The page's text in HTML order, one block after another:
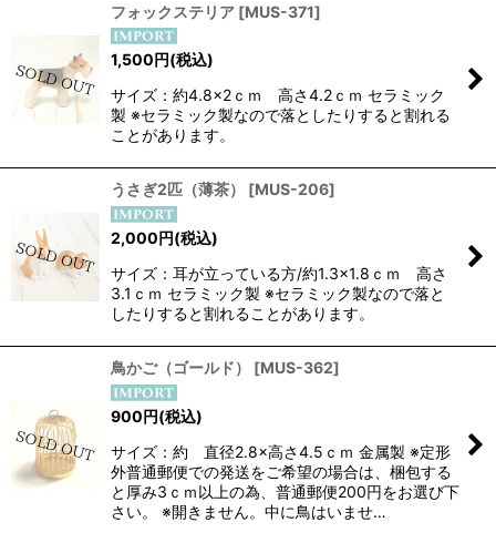
フォックステリア [MUS-371]
1,500円(税込)
サイズ：約4.8×2ｃｍ 高さ4.2ｃｍ セラミック
製 ※セラミック製なので落としたりすると割れる
ことがあります。
うさぎ2匹（薄茶） [MUS-206]
2,000円(税込)
サイズ：耳が立っている方/約1.3×1.8ｃｍ 高さ
3.1ｃｍ セラミック製 ※セラミック製なので落と
したりすると割れることがあります。
鳥かご（ゴールド） [MUS-362]
900円(税込)
サイズ：約 直径2.8×高さ4.5ｃｍ 金属製 ※定形
外普通郵便での発送をご希望の場合は、梱包する
と厚み3ｃｍ以上の為、普通郵便200円をお選び下
さい。 ※開きません。中に鳥はいませ…